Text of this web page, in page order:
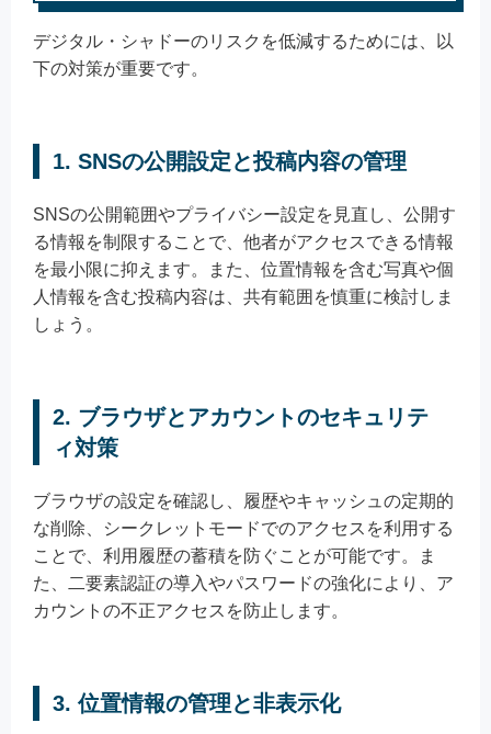
デジタル・シャドーのリスクを低減するためには、以
下の対策が重要です。
1. SNSの公開設定と投稿内容の管理
SNSの公開範囲やプライバシー設定を見直し、公開す
る情報を制限することで、他者がアクセスできる情報
を最小限に抑えます。また、位置情報を含む写真や個
人情報を含む投稿内容は、共有範囲を慎重に検討しま
しょう。
2. ブラウザとアカウントのセキュリテ
ィ対策
ブラウザの設定を確認し、履歴やキャッシュの定期的
な削除、シークレットモードでのアクセスを利用する
ことで、利用履歴の蓄積を防ぐことが可能です。ま
た、二要素認証の導入やパスワードの強化により、ア
カウントの不正アクセスを防止します。
3. 位置情報の管理と非表示化